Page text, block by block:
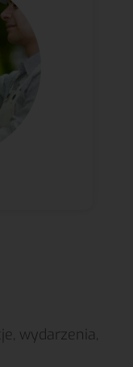
wydarzenia,